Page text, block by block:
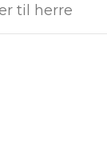
til herre